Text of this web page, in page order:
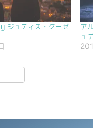
ジュディス・クーゼ
ア
ュ